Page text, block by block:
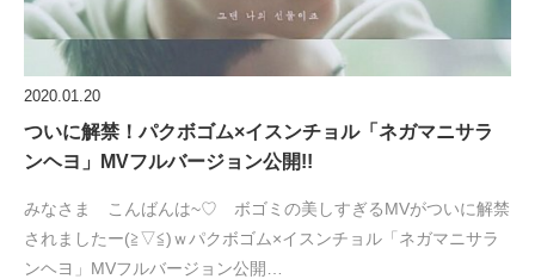
2020.01.20
ついに解禁！パクボゴム×イスンチョル「ネガマニサラ
ンヘヨ」MVフルバージョン公開!!
みなさま こんばんは~♡ ボゴミの美しすぎるMVがついに解禁
されましたー(≧▽≦)ｗパクボゴム×イスンチョル「ネガマニサラ
ンヘヨ」MVフルバージョン公開…